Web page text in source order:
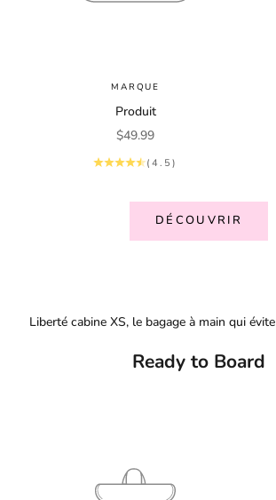
MARQUE
Produit
Prix de vente
$49.99
(4.5)
DÉCOUVRIR
Liberté cabine XS, le bagage à main qui
Ready to Board